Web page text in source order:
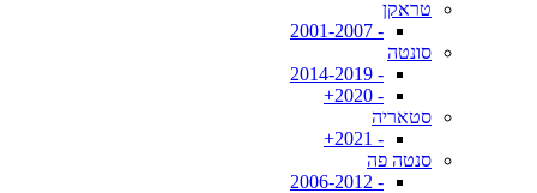
טראקן
- 2001-2007
סונטה
- 2014-2019
- 2020+
סטאריה
- 2021+
סנטה פה
- 2006-2012